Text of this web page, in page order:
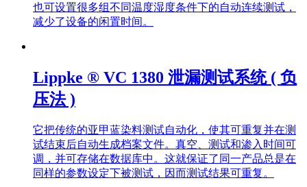
也可设置很多组不同温度湿度条件下的自动连续测试，
减少了设备的闲置时间。
Lippke ® VC 1380 泄漏测试系统 ( 负
压法 )
它把传统的亚甲蓝染料测试自动化，使其可重复并在测
试结束后自动生成档案文件。真空、测试和渗入时间可
调，并可存储在数据库中。这就保证了同一产品总是在
同样的参数设定下被测试，因而测试结果可重复。